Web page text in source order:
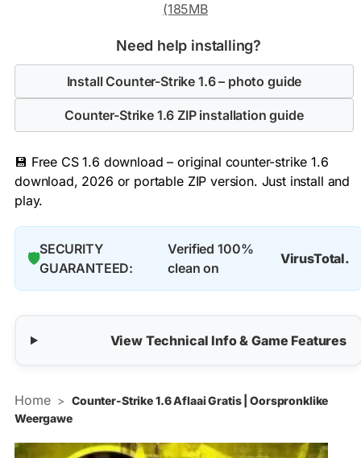
(185MB
Need help installing?
Install Counter-Strike 1.6 – photo guide
Counter-Strike 1.6 ZIP installation guide
💾 Free CS 1.6 download – original counter-strike 1.6
download, 2026 or portable ZIP version. Just install and
play.
🛡️
SECURITY
GUARANTEED:
Verified 100%
clean on
VirusTotal.
View Technical Info & Game Features
Home > Counter-Strike 1.6 Aflaai Gratis | Oorspronklike
Weergawe